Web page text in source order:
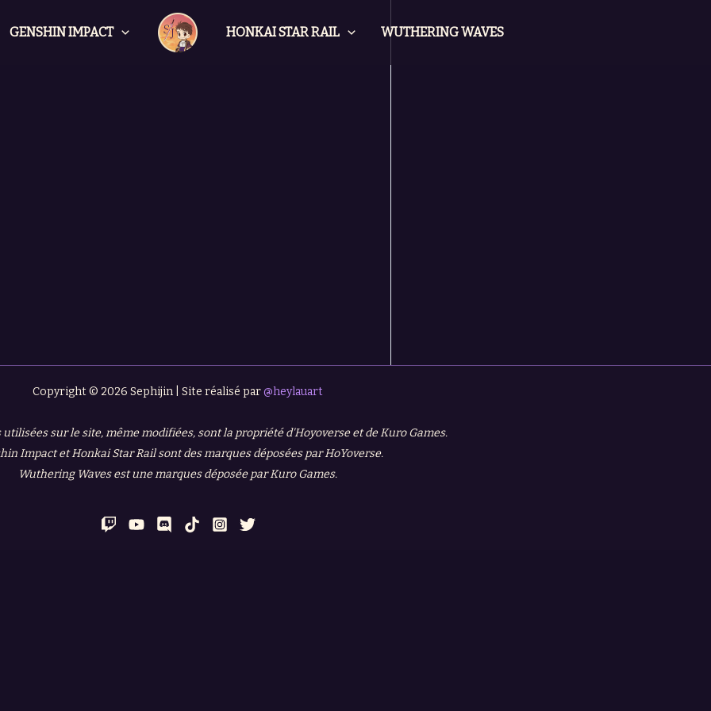
GENSHIN IMPACT HONKAI STAR RAIL WUTHERING WAVES
Copyright © 2026 Sephijin | Site réalisé par@heylauart
utilisées sur le site, même modifiées, sont la propriété d'Hoyoverse et de Kuro Games.
Impact et Honkai Star Rail sont des marques déposées par HoYoverse.
Wuthering Waves est une marques déposée par Kuro Games.